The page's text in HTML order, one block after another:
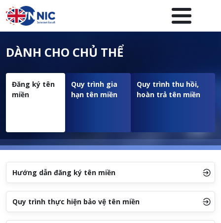
Nhảy đến nội dung
Menuheader của website
DÀNH CHO CHỦ THỂ
Đăng ký tên
miền
Quy trình gia
hạn tên miền
Quy trình thu hồi,
hoàn trả tên miền
Hướng dẫn đăng ký tên miền
Quy trình thực hiện bảo vệ tên miền